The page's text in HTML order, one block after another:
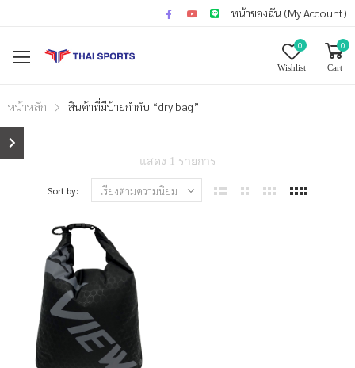
หน้าของฉัน (My Account)
0
Wishlist
0
Cart
หน้าหลัก สินค้าที่มีป้ายกำกับ “dry bag”
แสดง 1 รายการ
Sort by: